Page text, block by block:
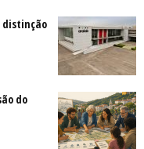
distinção
do